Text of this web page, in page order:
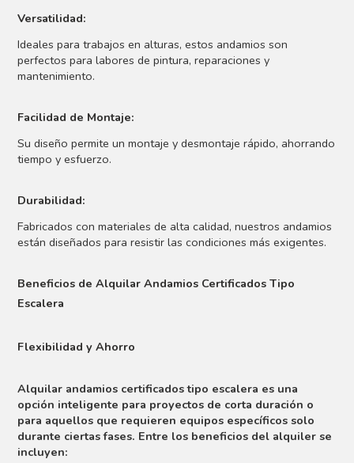
Versatilidad:
Ideales para trabajos en alturas, estos andamios son
perfectos para labores de pintura, reparaciones y
mantenimiento.
Facilidad de Montaje:
Su diseño permite un montaje y desmontaje rápido, ahorrando
tiempo y esfuerzo.
Durabilidad:
Fabricados con materiales de alta calidad, nuestros andamios
están diseñados para resistir las condiciones más exigentes.
Beneficios de Alquilar Andamios Certificados Tipo
Escalera
Flexibilidad y Ahorro
Alquilar andamios certificados tipo escalera es una
opción inteligente para proyectos de corta duración o
para aquellos que requieren equipos específicos solo
durante ciertas fases. Entre los beneficios del alquiler se
incluyen: